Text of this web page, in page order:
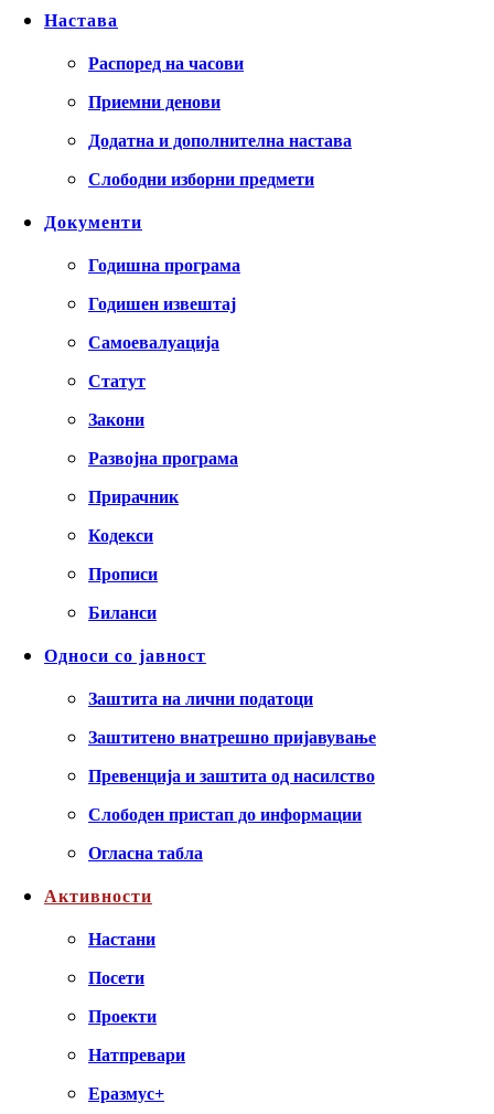
Настава
Распоред на часови
Приемни денови
Додатна и дополнителна настава
Слободни изборни предмети
Документи
Годишна програма
Годишен извештај
Самоевалуација
Статут
Закони
Развојна програма
Прирачник
Кодекси
Прописи
Биланси
Односи со јавност
Заштита на лични податоци
Заштитено внатрешно пријавување
Превенција и заштита од насилство
Слободен пристап до информации
Огласна табла
Активности
Настани
Посети
Проекти
Натпревари
Еразмус+